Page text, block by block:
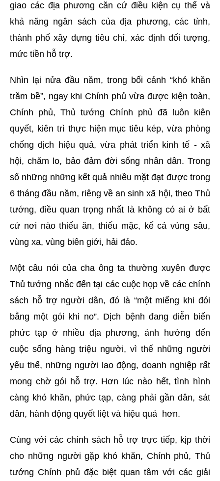
giao các địa phương căn cứ điều kiện cụ thể và
khả năng ngân sách của địa phương, các tỉnh,
thành phố xây dựng tiêu chí, xác định đối tượng,
mức tiền hỗ trợ.
Nhìn lại nửa đầu năm, trong bối cảnh “khó khăn
trăm bề”, ngay khi Chính phủ vừa được kiện toàn,
Chính phủ, Thủ tướng Chính phủ đã luôn kiên
quyết, kiên trì thực hiện mục tiêu kép, vừa phòng
chống dịch hiệu quả, vừa phát triển kinh tế - xã
hội, chăm lo, bảo đảm đời sống nhân dân. Trong
số những những kết quả nhiều mặt đạt được trong
6 tháng đầu năm, riêng về an sinh xã hội, theo Thủ
tướng, điều quan trọng nhất là không có ai ở bất
cứ nơi nào thiếu ăn, thiếu mặc, kể cả vùng sâu,
vùng xa, vùng biên giới, hải đảo.
Một câu nói của cha ông ta thường xuyên được
Thủ tướng nhắc đến tại các cuộc họp về các chính
sách hỗ trợ người dân, đó là “một miếng khi đói
bằng một gói khi no”. Dịch bệnh đang diễn biến
phức tạp ở nhiều địa phương, ảnh hưởng đến
cuộc sống hàng triệu người, vì thế những người
yếu thế, những người lao động, doanh nghiệp rất
mong chờ gói hỗ trợ. Hơn lúc nào hết, tình hình
càng khó khăn, phức tạp, càng phải gần dân, sát
dân, hành động quyết liệt và hiệu quả hơn.
Cùng với các chính sách hỗ trợ trực tiếp, kịp thời
cho những người gặp khó khăn, Chính phủ, Thủ
tướng Chính phủ đặc biệt quan tâm với các giải